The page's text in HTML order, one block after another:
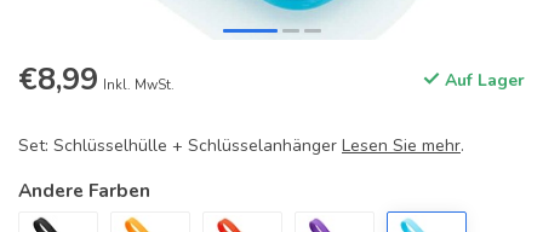
€8,99 Inkl. MwSt. Auf Lager
Set: Schlüsselhülle + Schlüsselanhänger Lesen Sie mehr.
Andere Farben